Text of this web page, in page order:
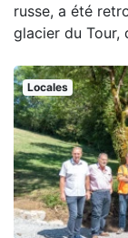
russe, a été
glacier du Tour,
Locales